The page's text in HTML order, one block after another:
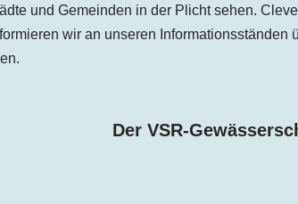
und Gemeinden in der Plicht sehen.
wir an unseren
Der VSR-